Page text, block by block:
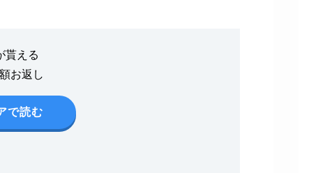
貰える
お返し
で読む